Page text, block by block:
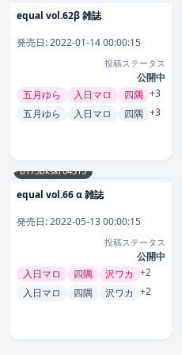
equal vol.62β 雑誌
発売日:2022-01-14 00:00:15
投稿ステータス
公開中
五月ゆら
入日マロ 四隅 +3
五月ゆら
入日マロ 四隅 +3
b173bkskr04315
equal vol.66 α 雑誌
発売日:2022-05-13 00:00:15
投稿ステータス
公開中
入日マロ
四隅 沢ワカ +2
入日マロ
四隅 沢ワカ +2